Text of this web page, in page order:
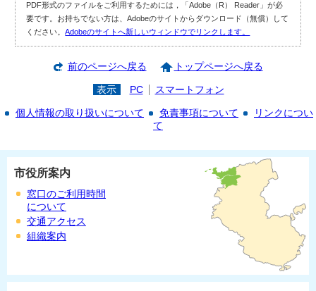
PDF形式のファイルをご利用するためには，「Adobe（R） Reader」が必
要です。お持ちでない方は、Adobeのサイトからダウンロード（無償）して
ください。Adobeのサイトへ新しいウィンドウでリンクします。
前のページへ戻る トップページへ戻る
表示 PC スマートフォン
個人情報の取り扱いについて 免責事項について
リンクについ
て
市役所案内
窓口のご利用時間
について
交通アクセス
組織案内